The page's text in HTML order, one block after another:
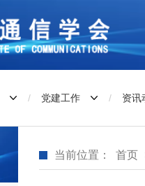
/ 党建工作 / 资讯
当前位置： 首页